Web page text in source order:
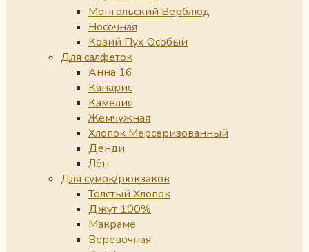
Монгольский Верблюд
Носочная
Козий Пух Особый
Для салфеток
Анна 16
Канарис
Камелия
Жемчужная
Хлопок Мерсеризованный
Денди
Лён
Для сумок/рюкзаков
Толстый Хлопок
Джут 100%
Макраме
Веревочная